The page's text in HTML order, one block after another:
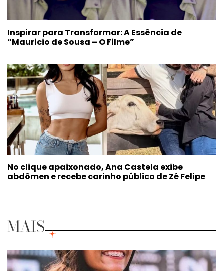
Inspirar para Transformar: A Essência de
“Mauricio de Sousa – O Filme”
No clique apaixonado, Ana Castela exibe
abdômen e recebe carinho público de Zé Felipe
MAIS